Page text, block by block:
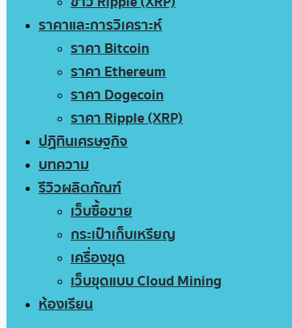
ราคาและการวิเคราะห์
ราคา Bitcoin
ราคา Ethereum
ราคา Dogecoin
ราคา Ripple (XRP)
ปฏิทินเศรษฐกิจ
บทความ
รีวิวผลิตภัณฑ์
เว็บซื้อขาย
กระเป๋าเก็บเหรียญ
เครื่องขุด
เว็บขุดแบบ Cloud Mining
ห้องเรียน